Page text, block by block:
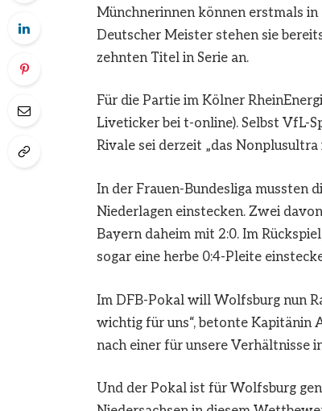
Münchnerinnen können erstmals in
Deutscher Meister stehen sie
zehnten Titel in Serie an.
Für die Partie im Kölner
Liveticker bei t-online). Selbst VfL-
Rivale sei derzeit „das
In der Frauen-Bundesliga mussten
Niederlagen einstecken. Zwei
Bayern daheim mit 2:0. Im
sogar eine herbe 0:4-Pleite
Im DFB-Pokal will Wolfsburg nun
wichtig für uns“, betonte Kapitänin
nach einer für unsere Verhältnisse
Und der Pokal ist für Wolfsburg